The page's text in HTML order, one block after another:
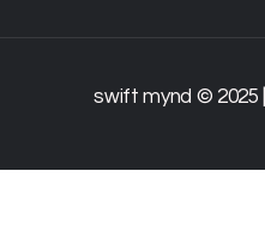
swift mynd © 2025